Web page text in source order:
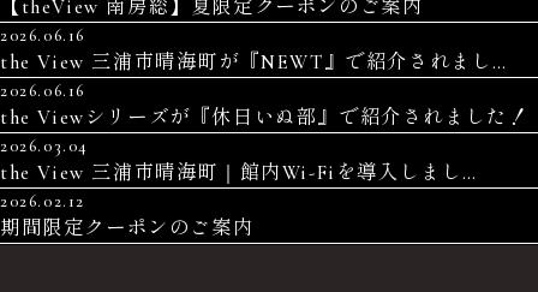
【theView 南房総】夏限定クーポンのご案内
2026.06.16
the View 三浦市晴海町が『NEWT』で紹介されました
2026.06.16
the Viewシリーズが『休日いぬ部』で紹介されました！
2026.03.04
the View 三浦市晴海町｜館内Wi-Fiを導入しました
2026.02.12
期間限定クーポンのご案内